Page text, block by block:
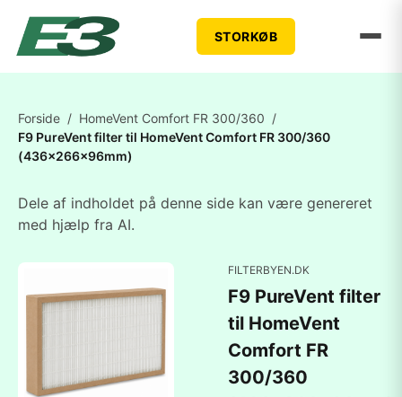
STORKØB
Forside / HomeVent Comfort FR 300/360 /
F9 PureVent filter til HomeVent Comfort FR 300/360
(436x266x96mm)
Dele af indholdet på denne side kan være genereret
med hjælp fra AI.
FILTERBYEN.DK
F9 PureVent filter
til HomeVent
Comfort FR
300/360